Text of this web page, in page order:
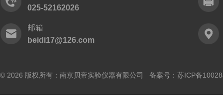
025-52162026
邮箱
beidi17@126.com
© 2026 版权所有：南京贝帝实验仪器有限公司 备案号： 苏ICP备